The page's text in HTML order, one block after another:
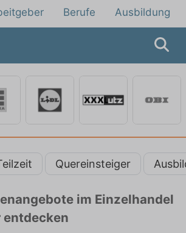
Berufe Ausbildung
Quereinsteiger
im Einzelhandel
entdecken